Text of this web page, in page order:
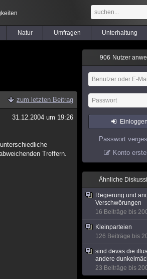
Natur Umfragen Unterhaltung
zum letzten Beitrag
31.12.2004 um 19:26
Treffern.
906 Nutzer
Einloggen
Passwort
Konto
Ähnliche
Regierung und
Verschwörungen
16 Beiträge bis
Kleinparteien
126 Beiträge bis
sind devas die
andere
23 Beiträge bis